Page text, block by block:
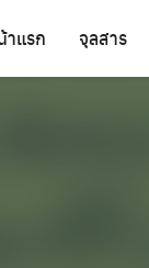
าแรก จุลสาร